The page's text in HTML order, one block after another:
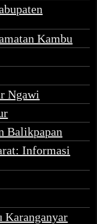
Kambu
Ngawi
Balikpapan
Informasi
Karanganyar